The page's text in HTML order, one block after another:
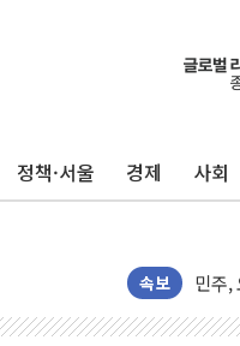
정책·서울 경제 사회
속보
충
한상
뉴욕